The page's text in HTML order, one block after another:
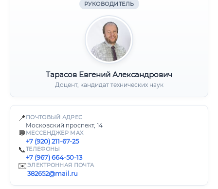
РУКОВОДИТЕЛЬ
Тарасов Евгений Александрович
Доцент, кандидат технических наук
📍 ПОЧТОВЫЙ АДРЕС
Московский проспект, 14
💬 МЕССЕНДЖЕР MAX
+7 (920) 211-67-25
📞ТЕЛЕФОНЫ
+7 (967) 664-50-13
✉️ЭЛЕКТРОННАЯ ПОЧТА
382652@mail.ru